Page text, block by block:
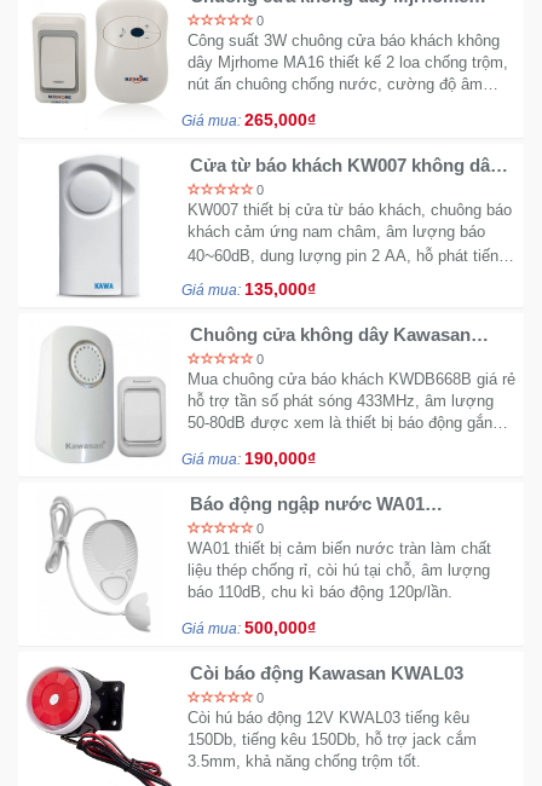
MA16
0
Công suất 3W chuông cửa báo khách không
dây Mjrhome MA16 thiết kế 2 loa chống trộm,
nút ấn chuông chống nước, cường độ âm
Giá mua: 265,000₫
Cửa từ báo khách KW007 không dây
sử dụng pin âm thanh lớn
0
KW007 thiết bị cửa từ báo khách, chuông báo
khách cảm ứng nam châm, âm lượng báo
40~60dB, dung lượng pin 2 AA, hỗ phát tiếng
Giá mua: 135,000₫
Chuông cửa không dây Kawasan
KWDB668B sử dụng pin - Khoảng
cách kết nối xa
0
Mua chuông cửa báo khách KWDB668B giá rẻ
hỗ trợ tần số phát sóng 433MHz, âm lượng
50-80dB được xem là thiết bị báo động gắn
Giá mua: 190,000₫
Báo động ngập nước WA01
KAWASAN
0
WA01 thiết bị cảm biến nước tràn làm chất
liệu thép chống rỉ, còi hú tại chỗ, âm lượng
báo 110dB, chu kì báo động 120p/lần.
Giá mua: 500,000₫
Còi báo động Kawasan KWAL03
0
Còi hú báo động 12V KWAL03 tiếng kêu
150Db, tiếng kêu 150Db, hỗ trợ jack cắm
3.5mm, khả năng chống trộm tốt.